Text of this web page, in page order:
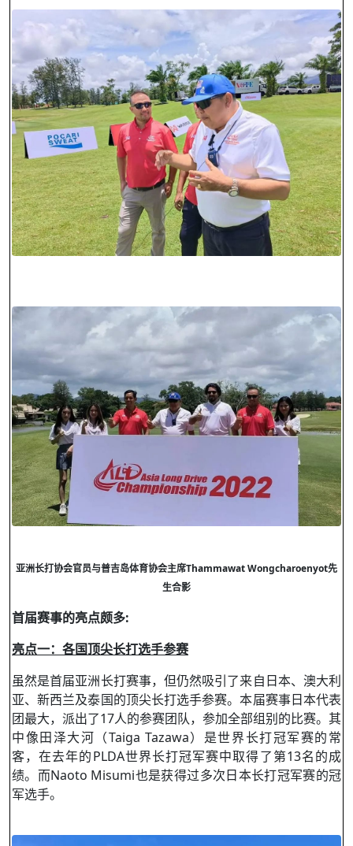
亚洲长打协会官员与普吉岛体育协会主席Thammawat Wongcharoenyot先
生合影
首届赛事的亮点颇多:
亮点一：各国顶尖长打选手参赛
虽然是首届亚洲长打赛事，但仍然吸引了来自日本、澳大利
亚、新西兰及泰国的顶尖长打选手参赛。本届赛事日本代表
团最大，派出了17人的参赛团队，参加全部组别的比赛。其
中像田泽大河（Taiga Tazawa）是世界长打冠军赛的常
客，在去年的PLDA世界长打冠军赛中取得了第13名的成
绩。而Naoto Misumi也是获得过多次日本长打冠军赛的冠
军选手。